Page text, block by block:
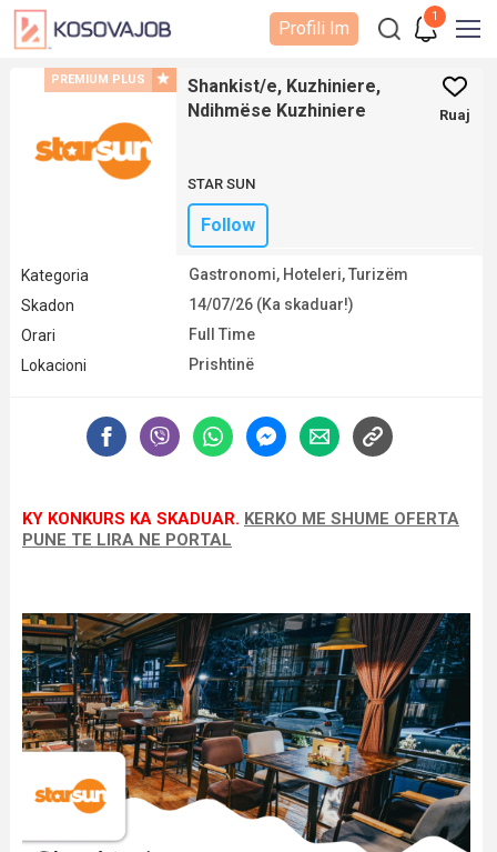
1
Profili Im
PREMIUM PLUS
Shankist/e, Kuzhiniere,
Ndihmëse Kuzhiniere
Ruaj
STAR SUN
Follow
Kategoria
Gastronomi, Hoteleri, Turizëm
Skadon
14/07/26 (Ka skaduar!)
Orari
Full Time
Lokacioni
Prishtinë